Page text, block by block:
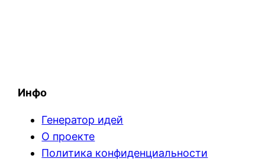
Инфо
Генератор идей
О проекте
Политика конфиденциальности